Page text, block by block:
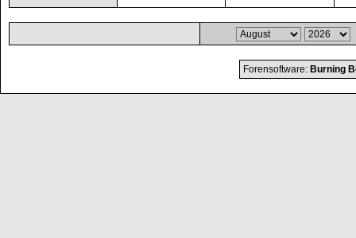
Forensoftware: Burning